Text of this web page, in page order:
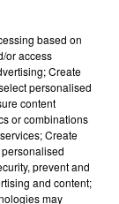
disposition au
salles
d'épaisseur
Elles seront
salles
à un
based on
or access
Create
personalised
content
or combinations
Create
prevent and
and content;
may